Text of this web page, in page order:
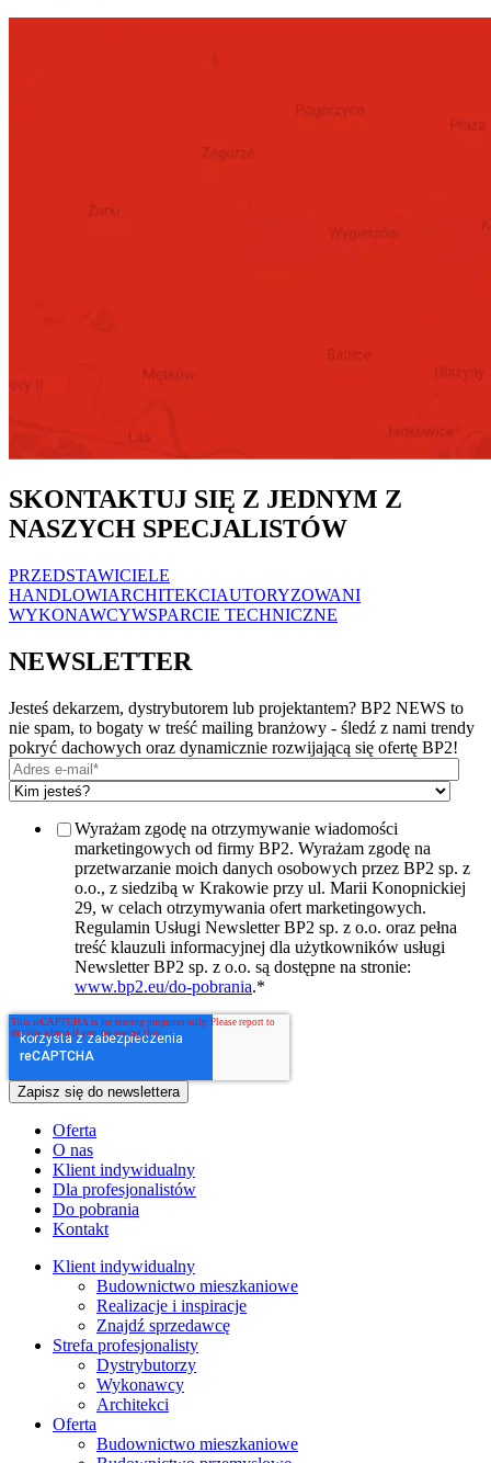
SKONTAKTUJ SIĘ Z JEDNYM Z
NASZYCH SPECJALISTÓW
PRZEDSTAWICIELE
HANDLOWIARCHITEKCIAUTORYZOWANI
WYKONAWCYWSPARCIE TECHNICZNE
NEWSLETTER
Jesteś dekarzem, dystrybutorem lub projektantem? BP2 NEWS to
nie spam, to bogaty w treść mailing branżowy - śledź z nami trendy
pokryć dachowych oraz dynamicznie rozwijającą się ofertę BP2!
Wyrażam zgodę na otrzymywanie wiadomości
marketingowych od firmy BP2. Wyrażam zgodę na
przetwarzanie moich danych osobowych przez BP2 sp. z
o.o., z siedzibą w Krakowie przy ul. Marii Konopnickiej
29, w celach otrzymywania ofert marketingowych.
Regulamin Usługi Newsletter BP2 sp. z o.o. oraz pełna
treść klauzuli informacyjnej dla użytkowników usługi
Newsletter BP2 sp. z o.o. są dostępne na stronie:
www.bp2.eu/do-pobrania.*
Oferta
O nas
Klient indywidualny
Dla profesjonalistów
Do pobrania
Kontakt
Klient indywidualny
Budownictwo mieszkaniowe
Realizacje i inspiracje
Znajdź sprzedawcę
Strefa profesjonalisty
Dystrybutorzy
Wykonawcy
Architekci
Oferta
Budownictwo mieszkaniowe